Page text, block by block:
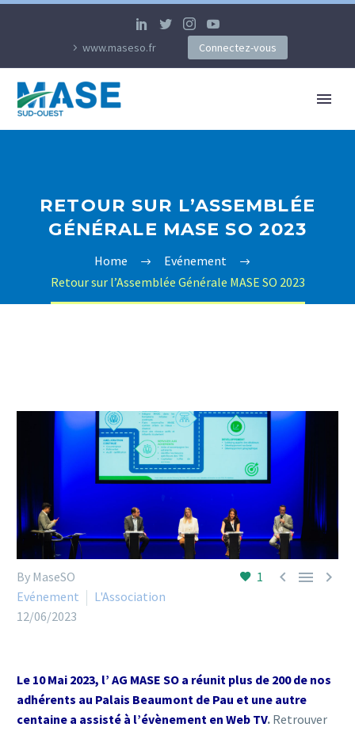
www.maseso.fr Connectez-vous
RETOUR SUR L’ASSEMBLÉE
GÉNÉRALE MASE SO 2023
Home
Evénement
Retour sur l’Assemblée Générale MASE SO 2023
1   
By MaseSO
Evénement
L'Association
12/06/2023
Le 10 Mai 2023, l’ AG MASE SO a réunit plus de 200 de nos
adhérents au Palais Beaumont de Pau et une autre
centaine a assisté à l’évènement en Web TV. Retrouver